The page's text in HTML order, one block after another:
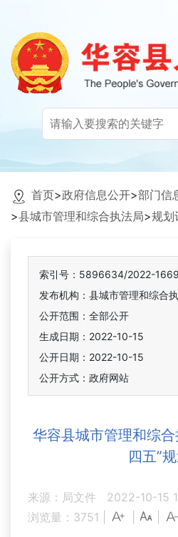
首页>政府信息公开>部门信
>县城市管理和综合执法局>规划
索引号：5896634/2022-
发布机构：县城市管理和综合
公开范围：全部公开
生成日期：2022-10-15
公开日期：2022-10-15
公开方式：政府网站
华容县城市管理和综
四五”规
来源：局文件
2022-10-15
浏览量： 3751